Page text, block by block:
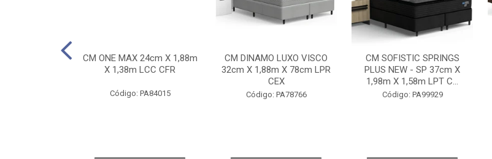
CM ONE MAX 24cm X 1,88m
X 1,38m LCC CFR
Código: PA84015
CM DINAMO LUXO VISCO
32cm X 1,88m X 78cm LPR
CEX
Código: PA78766
CM SOFISTIC SPRINGS
PLUS NEW - SP 37cm X
1,98m X 1,58m LPT C...
Código: PA99929